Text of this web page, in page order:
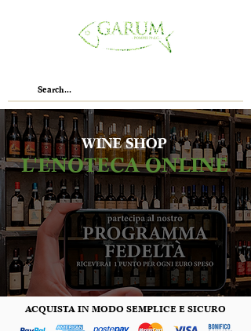
WINE SHOP
L'ENOTECA ONLINE
ACQUISTA IN MODO SEMPLICE E SICURO